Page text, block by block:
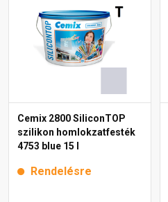
Cemix 2800 SiliconTOP
szilikon homlokzatfesték
4753 blue 15 l
Rendelésre